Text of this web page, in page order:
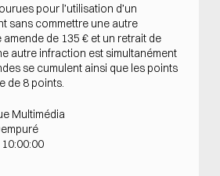
pour l’utilisation d’un
sans commettre une autre
de 135 € et un retrait de
autre infraction est simultanément
se cumulent ainsi que les points
de 8 points.
Multimédia